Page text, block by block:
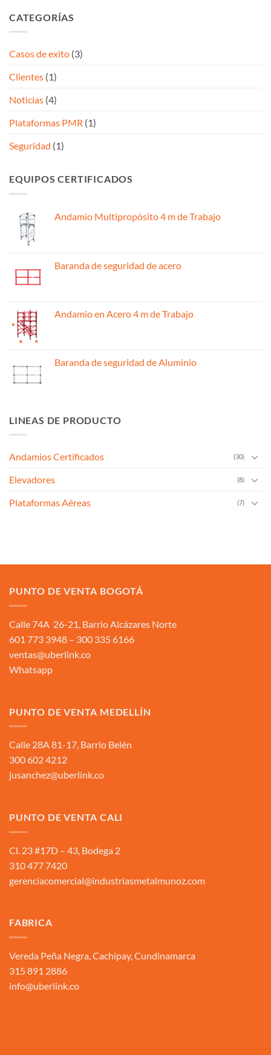
CATEGORÍAS
Casos de exito (3)
Clientes (1)
Noticias (4)
Plataformas PMR (1)
Seguridad (1)
EQUIPOS CERTIFICADOS
Andamio Multipropósito 4 m de Trabajo
Baranda de seguridad de acero
Andamio en Acero 4 m de Trabajo
Baranda de seguridad de Aluminio
LINEAS DE PRODUCTO
Andamios Certificados (30)
Elevadores (8)
Plataformas Aéreas (7)
PUNTO DE VENTA BOGOTÁ
Calle 74A 26-21, Barrio Alcázares Norte
601 773 3948 – 300 335 6166
ventas@uberlink.co
Whatsapp
PUNTO DE VENTA MEDELLÍN
Calle 28A 81-17, Barrio Belén
300 602 4212
jusanchez@uberlink.co
PUNTO DE VENTA CALI
Cl. 23 #17D – 43, Bodega 2
310 477 7420
gerenciacomercial@industriasmetalmunoz.com
FABRICA
Vereda Peña Negra, Cachipay, Cundinamarca
315 891 2886
info@uberlink.co